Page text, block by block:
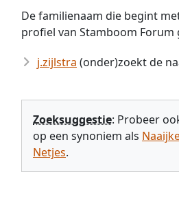
De familienaam die begint
profiel van Stamboom
j.zijlstra (onder)zoekt de
Zoeksuggestie: Probeer
op een synoniem als
Netjes.